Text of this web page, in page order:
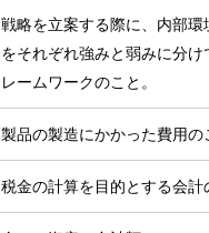
戦略を立案する際に、内部環
をそれぞれ強みと弱みに分け
レームワークのこと。
製品の製造にかかった費用の
税金の計算を目的とする会計